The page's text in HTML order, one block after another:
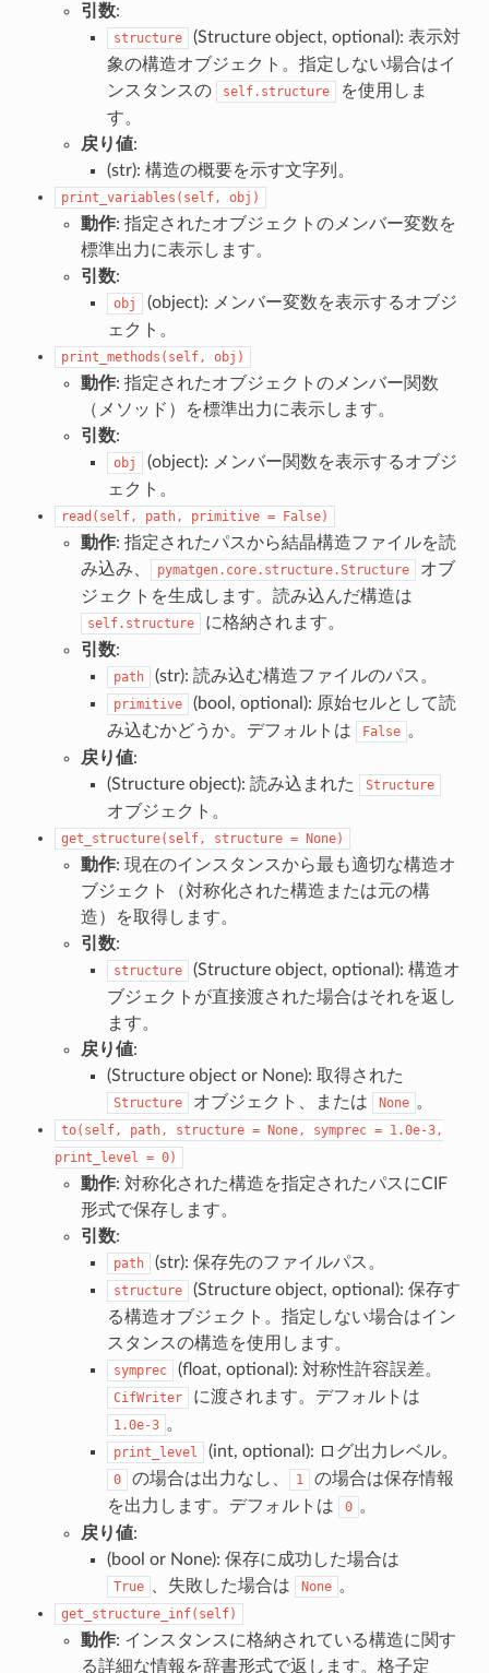
引数:
structure
(Structure object, optional): 表示対
象の構造オブジェクト。指定しない場合はイ
ンスタンスの
self.structure
を使用しま
す。
戻り値:
(str): 構造の概要を示す文字列。
print_variables(self, obj)
動作: 指定されたオブジェクトのメンバー変数を
標準出力に表示します。
引数:
obj
(object): メンバー変数を表示するオブジ
ェクト。
print_methods(self, obj)
動作: 指定されたオブジェクトのメンバー関数
（メソッド）を標準出力に表示します。
引数:
obj
(object): メンバー関数を表示するオブジ
ェクト。
read(self, path, primitive = False)
動作: 指定されたパスから結晶構造ファイルを読
み込み、
pymatgen.core.structure.Structure
オブ
ジェクトを生成します。読み込んだ構造は
self.structure
に格納されます。
引数:
path (str): 読み込む構造ファイルのパス。
primitive
(bool, optional): 原始セルとして読
み込むかどうか。デフォルトは
False 。
戻り値:
(Structure object): 読み込まれた
Structure
オブジェクト。
get_structure(self, structure = None)
動作: 現在のインスタンスから最も適切な構造オ
ブジェクト（対称化された構造または元の構
造）を取得します。
引数:
structure
(Structure object, optional): 構造オ
ブジェクトが直接渡された場合はそれを返し
ます。
戻り値:
(Structure object or None): 取得された
Structure オブジェクト、または None 。
to(self, path, structure = None, symprec = 1.0e-3,
print_level = 0)
動作: 対称化された構造を指定されたパスにCIF
形式で保存します。
引数:
path (str): 保存先のファイルパス。
structure
(Structure object, optional): 保存す
る構造オブジェクト。指定しない場合はイン
スタンスの構造を使用します。
symprec (float, optional): 対称性許容誤差。
CifWriter に渡されます。デフォルトは
1.0e-3 。
print_level (int, optional): ログ出力レベル。
0 の場合は出力なし、 1
の場合は保存情報
を出力します。デフォルトは
0 。
戻り値:
(bool or None): 保存に成功した場合は
True 、失敗した場合は None 。
get_structure_inf(self)
動作: インスタンスに格納されている構造に関す
る詳細な情報を辞書形式で返します。格子定